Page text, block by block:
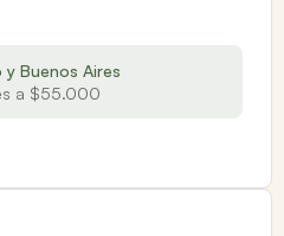
Buenos Aires
a $55.000